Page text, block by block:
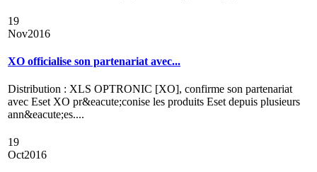
19
Nov2016
XO officialise son partenariat avec...
Distribution : XLS OPTRONIC [XO], confirme son partenariat
avec Eset XO pr&eacute;conise les produits Eset depuis plusieurs
ann&eacute;es....
19
Oct2016